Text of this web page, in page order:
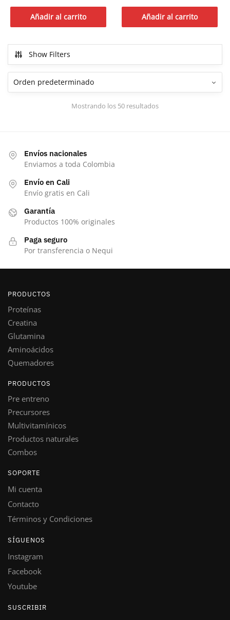
Añadir al carrito Añadir al carrito
Show Filters
Mostrando los 50 resultados
Envíos nacionales
Enviamos a toda Colombia
Envío en Cali
Envío gratis en Cali
Garantía
Productos 100% originales
Paga seguro
Por transferencia o Nequi
PRODUCTOS
Proteínas
Creatina
Glutamina
Aminoácidos
Quemadores
PRODUCTOS
Pre entreno
Precursores
Multivitamínicos
Productos naturales
Combos
SOPORTE
Mi cuenta
Contacto
Términos y Condiciones
SÍGUENOS
Instagram
Facebook
Youtube
SUSCRIBIR